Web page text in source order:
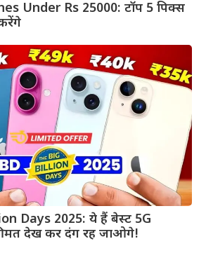
Under Rs 25000: टॉप 5 पिक्स
Days 2025: ये हैं बेस्ट 5G
कीमत देख कर दंग रह जाओगे!